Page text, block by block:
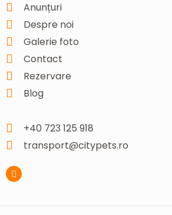
Anunțuri
Despre noi
Galerie foto
Contact
Rezervare
Blog
+40 723 125 918
transport@citypets.ro
F
a